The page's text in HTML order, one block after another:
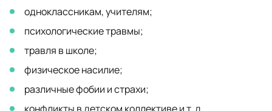
одноклассникам, учителям;
психологические травмы;
травля в школе;
физическое насилие;
различные фобии и страхи;